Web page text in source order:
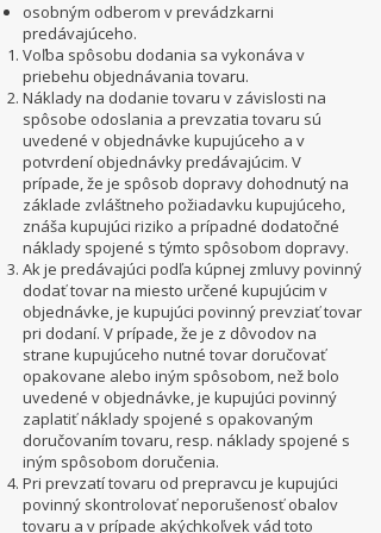
osobným odberom v prevádzkarni
predávajúceho.
Voľba spôsobu dodania sa vykonáva v
priebehu objednávania tovaru.
Náklady na dodanie tovaru v závislosti na
spôsobe odoslania a prevzatia tovaru sú
uvedené v objednávke kupujúceho a v
potvrdení objednávky predávajúcim. V
prípade, že je spôsob dopravy dohodnutý na
základe zvláštneho požiadavku kupujúceho,
znáša kupujúci riziko a prípadné dodatočné
náklady spojené s týmto spôsobom dopravy.
Ak je predávajúci podľa kúpnej zmluvy povinný
dodať tovar na miesto určené kupujúcim v
objednávke, je kupujúci povinný prevziať tovar
pri dodaní. V prípade, že je z dôvodov na
strane kupujúceho nutné tovar doručovať
opakovane alebo iným spôsobom, než bolo
uvedené v objednávke, je kupujúci povinný
zaplatiť náklady spojené s opakovaným
doručovaním tovaru, resp. náklady spojené s
iným spôsobom doručenia.
Pri prevzatí tovaru od prepravcu je kupujúci
povinný skontrolovať neporušenosť obalov
tovaru a v prípade akýchkoľvek vád toto